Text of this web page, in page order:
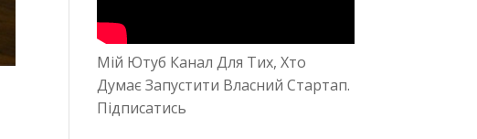
Мій Ютуб Канал Для Тих, Хто
Думає Запустити Власний Стартап.
Підписатись